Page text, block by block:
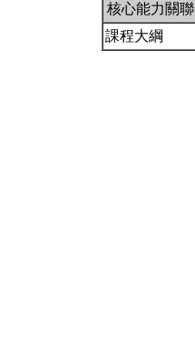
核心能力關聯
課程大綱